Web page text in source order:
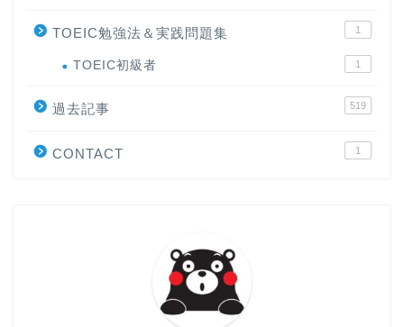
TOEIC勉強法＆実践問題集 1
TOEIC初級者 1
過去記事 519
CONTACT 1
大学入試英語対策講座
英語名言・格言・カッコい
い英語＆素敵な英文フレー